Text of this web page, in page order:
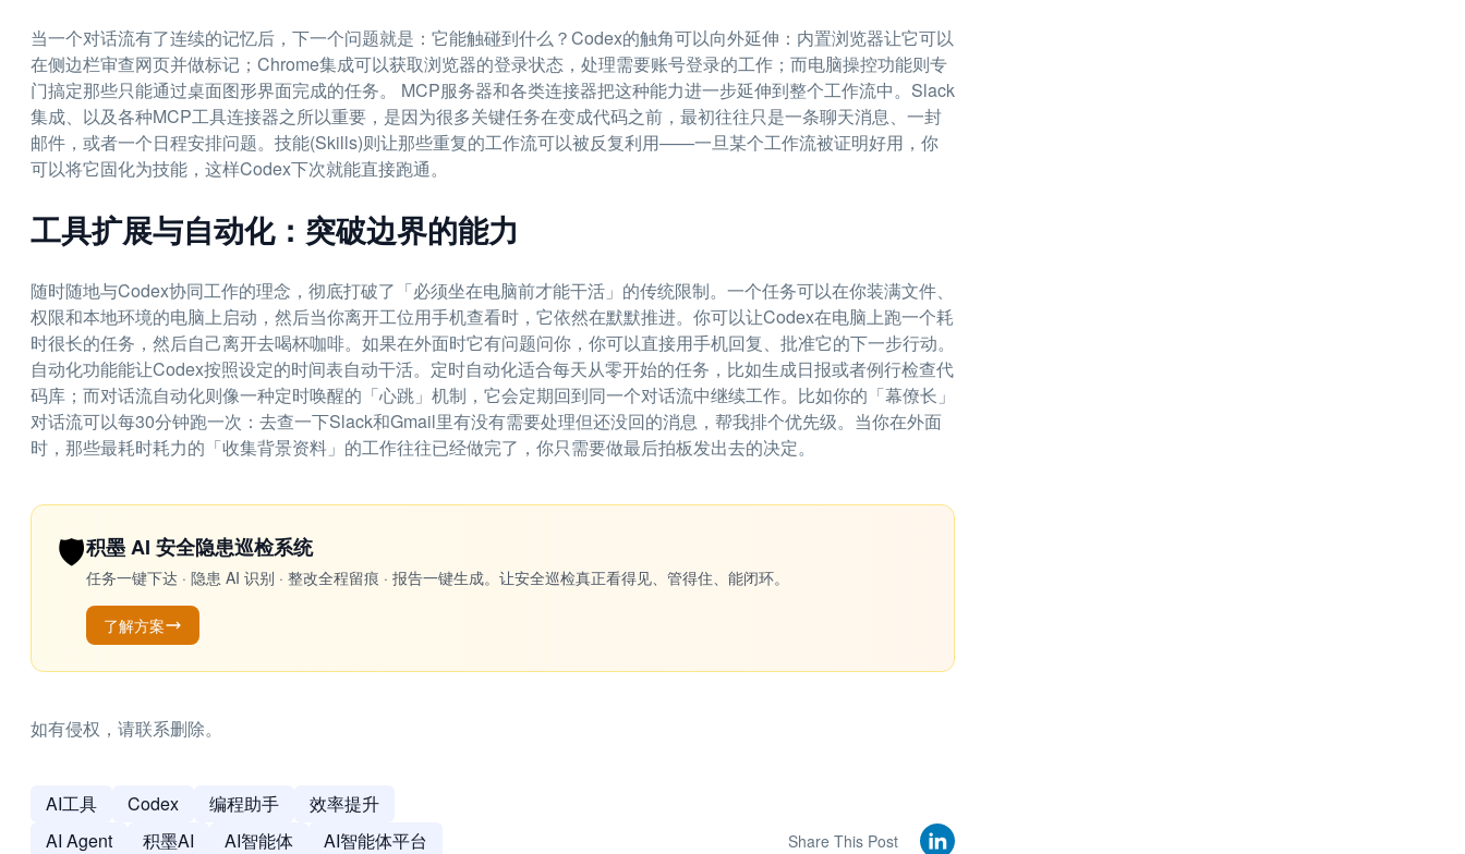
当一个对话流有了连续的记忆后，下一个问题就是：它能触碰到什么？Codex的触角可以向外延伸：内置浏览器让它可以
在侧边栏审查网页并做标记；Chrome集成可以获取浏览器的登录状态，处理需要账号登录的工作；而电脑操控功能则专
门搞定那些只能通过桌面图形界面完成的任务。 MCP服务器和各类连接器把这种能力进一步延伸到整个工作流中。Slack
集成、以及各种MCP工具连接器之所以重要，是因为很多关键任务在变成代码之前，最初往往只是一条聊天消息、一封
邮件，或者一个日程安排问题。技能(Skills)则让那些重复的工作流可以被反复利用——一旦某个工作流被证明好用，你
可以将它固化为技能，这样Codex下次就能直接跑通。
工具扩展与自动化：突破边界的能力
随时随地与Codex协同工作的理念，彻底打破了「必须坐在电脑前才能干活」的传统限制。一个任务可以在你装满文件、
权限和本地环境的电脑上启动，然后当你离开工位用手机查看时，它依然在默默推进。你可以让Codex在电脑上跑一个耗
时很长的任务，然后自己离开去喝杯咖啡。如果在外面时它有问题问你，你可以直接用手机回复、批准它的下一步行动。
自动化功能能让Codex按照设定的时间表自动干活。定时自动化适合每天从零开始的任务，比如生成日报或者例行检查代
码库；而对话流自动化则像一种定时唤醒的「心跳」机制，它会定期回到同一个对话流中继续工作。比如你的「幕僚长」
对话流可以每30分钟跑一次：去查一下Slack和Gmail里有没有需要处理但还没回的消息，帮我排个优先级。当你在外面
时，那些最耗时耗力的「收集背景资料」的工作往往已经做完了，你只需要做最后拍板发出去的决定。
🛡️积墨 AI 安全隐患巡检系统
任务一键下达 · 隐患 AI 识别 · 整改全程留痕 · 报告一键生成。让安全巡检真正看得见、管得住、能闭环。
了解方案
如有侵权，请联系删除。
AI工具 Codex 编程助手
效率提升
AI Agent
积墨AI AI智能体
AI智能体平台
Share This Post